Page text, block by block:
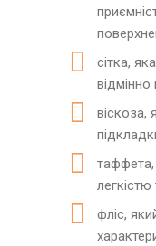
сітка,
відмінно
віскоза,
легкістю
фліс,